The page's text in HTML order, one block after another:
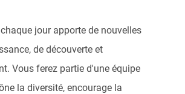
chaque jour apporte de nouvelles
de découverte et
Vous ferez partie d'une équipe
la diversité, encourage la